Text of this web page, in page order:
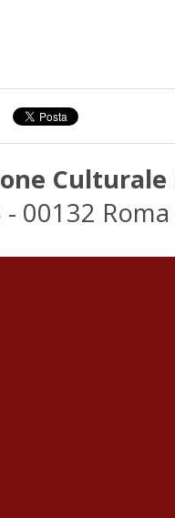
00132